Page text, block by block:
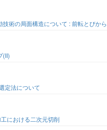
術の局面構造について : 前転とびか
(II)
定法について
における二次元切削